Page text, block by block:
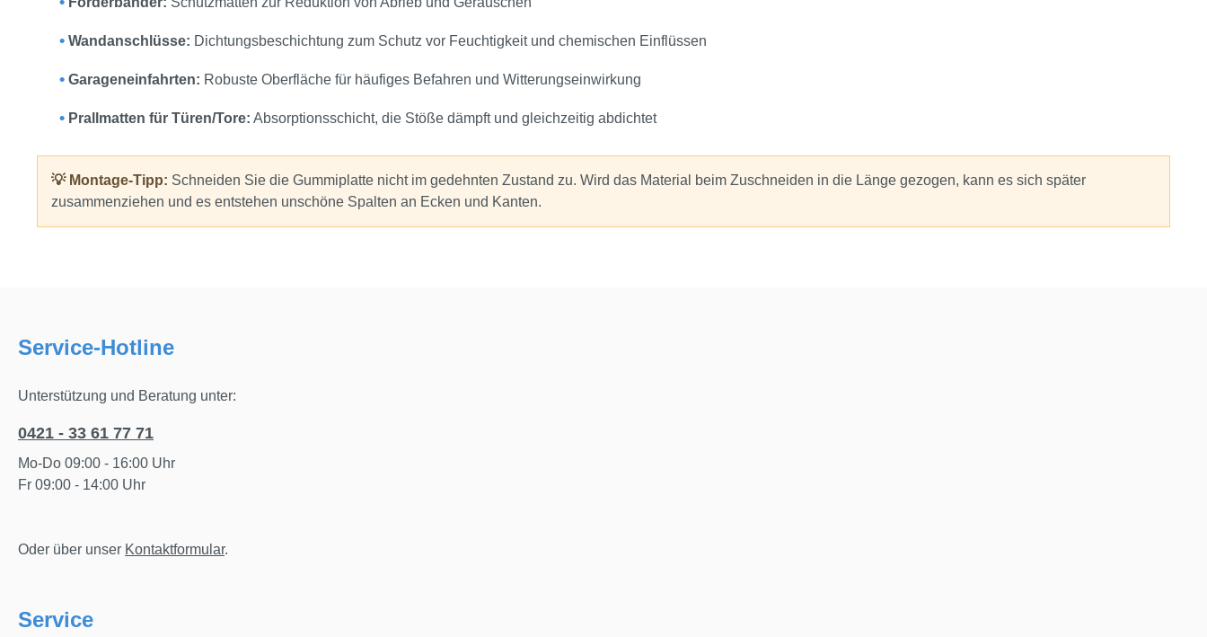
• Wandanschlüsse: Dichtungsbeschichtung zum Schutz vor Feuchtigkeit und chemischen Einflüssen
• Garageneinfahrten: Robuste Oberfläche für häufiges Befahren und Witterungseinwirkung
• Prallmatten für Türen/Tore: Absorptionsschicht, die Stöße dämpft und gleichzeitig abdichtet
💡 Montage-Tipp: Schneiden Sie die Gummiplatte nicht im gedehnten Zustand zu. Wird das Material beim Zuschneiden in die Länge gezogen, kann es sich später
zusammenziehen und es entstehen unschöne Spalten an Ecken und Kanten.
Service-Hotline
Unterstützung und Beratung unter:
0421 - 33 61 77 71
Mo-Do 09:00 - 16:00 Uhr
Fr 09:00 - 14:00 Uhr
Oder über unser Kontaktformular.
Service